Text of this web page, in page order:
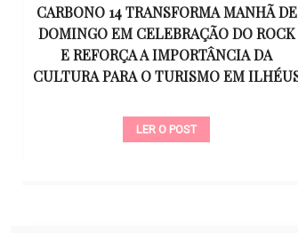
15 ANOS APÓS RACHA QUE MATOU DOIS
JOVENS EM ILHÉUS, CONDENAÇÃO
DOS RESPONSÁVEIS TORNA-SE
DEFINITIVA
LER O POST